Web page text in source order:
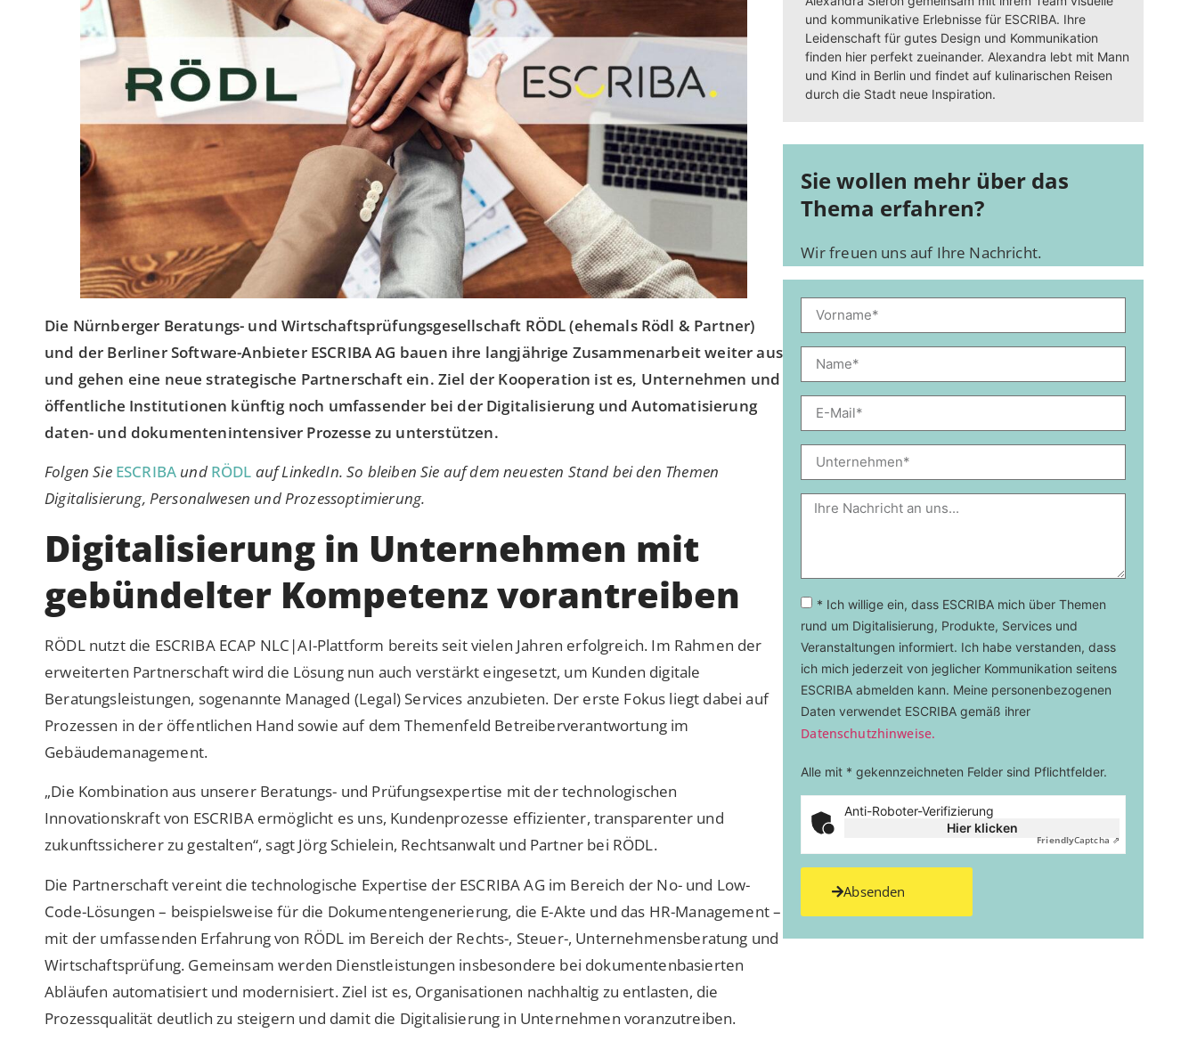
Die Nürnberger Beratungs- und Wirtschaftsprüfungsgesellschaft RÖDL (ehemals Rödl & Partner)
und der Berliner Software-Anbieter ESCRIBA AG bauen ihre langjährige Zusammenarbeit weiter aus
und gehen eine neue strategische Partnerschaft ein. Ziel der Kooperation ist es, Unternehmen und
öffentliche Institutionen künftig noch umfassender bei der Digitalisierung und Automatisierung
daten- und dokumentenintensiver Prozesse zu unterstützen.
Folgen Sie ESCRIBA und RÖDL auf LinkedIn. So bleiben Sie auf dem neuesten Stand bei den Themen
Digitalisierung, Personalwesen und Prozessoptimierung.
Digitalisierung in Unternehmen mit
gebündelter Kompetenz vorantreiben
RÖDL nutzt die ESCRIBA ECAP NLC|AI-Plattform bereits seit vielen Jahren erfolgreich. Im Rahmen der
erweiterten Partnerschaft wird die Lösung nun auch verstärkt eingesetzt, um Kunden digitale
Beratungsleistungen, sogenannte Managed (Legal) Services anzubieten. Der erste Fokus liegt dabei auf
Prozessen in der öffentlichen Hand sowie auf dem Themenfeld Betreiberverantwortung im
Gebäudemanagement.
„Die Kombination aus unserer Beratungs- und Prüfungsexpertise mit der technologischen
Innovationskraft von ESCRIBA ermöglicht es uns, Kundenprozesse effizienter, transparenter und
zukunftssicherer zu gestalten“, sagt Jörg Schielein, Rechtsanwalt und Partner bei RÖDL.
Die Partnerschaft vereint die technologische Expertise der ESCRIBA AG im Bereich der No- und Low-
Code-Lösungen – beispielsweise für die Dokumentengenerierung, die E-Akte und das HR-Management –
mit der umfassenden Erfahrung von RÖDL im Bereich der Rechts-, Steuer-, Unternehmensberatung und
Wirtschaftsprüfung. Gemeinsam werden Dienstleistungen insbesondere bei dokumentenbasierten
Abläufen automatisiert und modernisiert. Ziel ist es, Organisationen nachhaltig zu entlasten, die
Prozessqualität deutlich zu steigern und damit die Digitalisierung in Unternehmen voranzutreiben.
und kommunikative Erlebnisse für ESCRIBA. Ihre
Leidenschaft für gutes Design und Kommunikation
finden hier perfekt zueinander. Alexandra lebt mit Mann
und Kind in Berlin und findet auf kulinarischen Reisen
durch die Stadt neue Inspiration.
Sie wollen mehr über das
Thema erfahren?
Wir freuen uns auf Ihre Nachricht.
* Ich willige ein, dass ESCRIBA mich über Themen
rund um Digitalisierung, Produkte, Services und
Veranstaltungen informiert. Ich habe verstanden, dass
ich mich jederzeit von jeglicher Kommunikation seitens
ESCRIBA abmelden kann. Meine personenbezogenen
Daten verwendet ESCRIBA gemäß ihrer
Datenschutzhinweise.
Alle mit * gekennzeichneten Felder sind Pflichtfelder.
Anti-Roboter-Verifizierung
Hier klicken
FriendlyCaptcha ⇗
Absenden